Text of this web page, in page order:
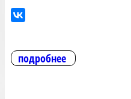
подробнее